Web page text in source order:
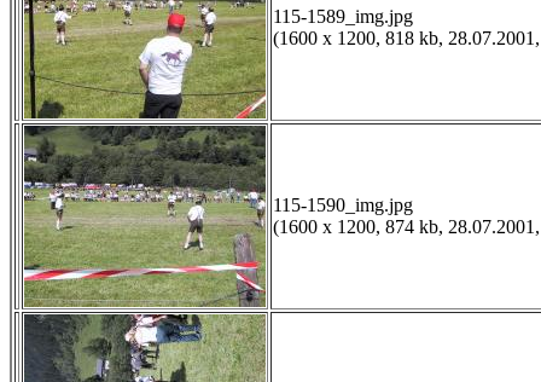
115-1589_img.jpg
(1600 x 1200, 818 kb,
115-1590_img.jpg
(1600 x 1200, 874 kb,